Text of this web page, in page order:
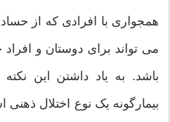
همجواری با افرادی که از
می تواند برای دوستان و
باشد. به یاد داشتن این
بیمارگونه یک نوع اختلال